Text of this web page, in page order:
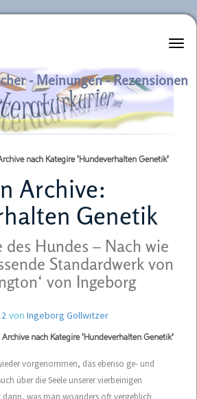
- Meinungen - Rezensionen
nach Kategire 'Hundeverhalten Genetik'
Archive:
Genetik
des Hundes – Nach wie
Standardwerk von
von Ingeborg
von Ingeborg Gollwitzer
Archive nach Kategire 'Hundeverhalten Genetik'
vorgenommen, das ebenso ge- und
über die Seele unserer vierbeinigen
darin, was man woanders oft vergeblich